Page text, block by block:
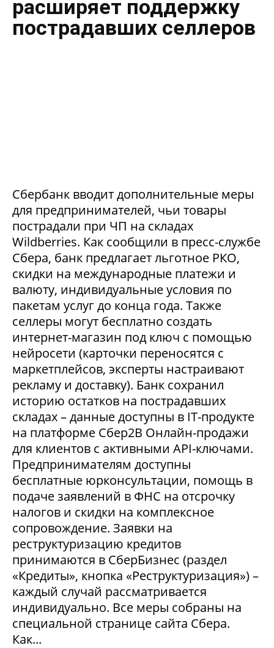
расширяет поддержку
пострадавших селлеров
Сбербанк вводит дополнительные меры
для предпринимателей, чьи товары
пострадали при ЧП на складах
Wildberries. Как сообщили в пресс-службе
Сбера, банк предлагает льготное РКО,
скидки на международные платежи и
валюту, индивидуальные условия по
пакетам услуг до конца года. Также
селлеры могут бесплатно создать
интернет-магазин под ключ с помощью
нейросети (карточки переносятся с
маркетплейсов, эксперты настраивают
рекламу и доставку). Банк сохранил
историю остатков на пострадавших
складах – данные доступны в IT-продукте
на платформе Сбер2В Онлайн-продажи
для клиентов с активными API-ключами.
Предпринимателям доступны
бесплатные юрконсультации, помощь в
подаче заявлений в ФНС на отсрочку
налогов и скидки на комплексное
сопровождение. Заявки на
реструктуризацию кредитов
принимаются в СберБизнес (раздел
«Кредиты», кнопка «Реструктуризация») –
каждый случай рассматривается
индивидуально. Все меры собраны на
специальной странице сайта Сбера.
Как...